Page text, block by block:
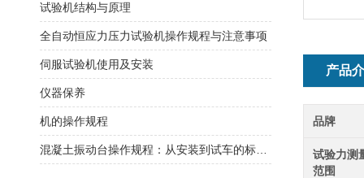
产品
品牌
试验力测
范围
试验机结构与原理
全自动恒应力压力试验机操作规程与注意事项
伺服试验机使用及安装
仪器保养
机的操作规程